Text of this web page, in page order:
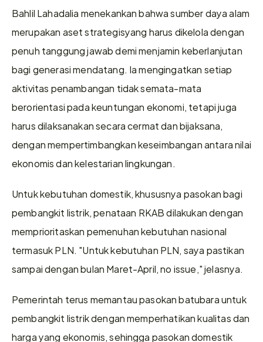
Bahlil Lahadalia menekankan bahwa sumber daya alam
merupakan aset strategisyang harus dikelola dengan
penuh tanggung jawab demi menjamin keberlanjutan
bagi generasi mendatang. Ia mengingatkan setiap
aktivitas penambangan tidak semata-mata
berorientasi pada keuntungan ekonomi, tetapi juga
harus dilaksanakan secara cermat dan bijaksana,
dengan mempertimbangkan keseimbangan antara nilai
ekonomis dan kelestarian lingkungan.
Untuk kebutuhan domestik, khususnya pasokan bagi
pembangkit listrik, penataan RKAB dilakukan dengan
memprioritaskan pemenuhan kebutuhan nasional
termasuk PLN. "Untuk kebutuhan PLN, saya pastikan
sampai dengan bulan Maret-April, no issue," jelasnya.
Pemerintah terus memantau pasokan batubara untuk
pembangkit listrik dengan memperhatikan kualitas dan
harga yang ekonomis, sehingga pasokan domestik